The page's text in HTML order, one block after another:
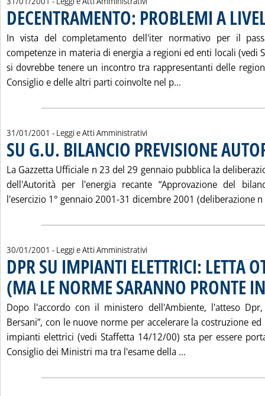
DECENTRAMENTO: PROBLEMI A
In vista del completamento dell'iter normativo per il
competenze in materia di energia a regioni ed enti locali (vedi
si dovrebbe tenere un incontro tra rappresentanti delle
Consiglio e delle altri parti coinvolte nel p...
31/01/2001 - Leggi e Atti Amministrativi
SU G.U. BILANCIO PREVISIONE
La Gazzetta Ufficiale n 23 del 29 gennaio pubblica la
dell'Autorità per l'energia recante “Approvazione del
l'esercizio 1° gennaio 2001-31 dicembre 2001 (deliberazione
30/01/2001 - Leggi e Atti Amministrativi
DPR SU IMPIANTI ELETTRICI: LETTA
(MA LE NORME SARANNO PRONTE
Dopo l'accordo con il ministero dell'Ambiente, l'atteso
Bersani”, con le nuove norme per accelerare la costruzione
impianti elettrici (vedi Staffetta 14/12/00) sta per essere
Consiglio dei Ministri ma tra l'esame della ...